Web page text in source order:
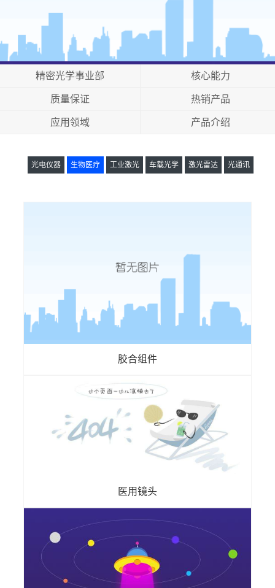
精密光学事业部 核心能力
质量保证 热销产品
应用领域 产品介绍
光电仪器 生物医疗 工业激光 车载光学 激光雷达 光通讯
胶合组件
医用镜头